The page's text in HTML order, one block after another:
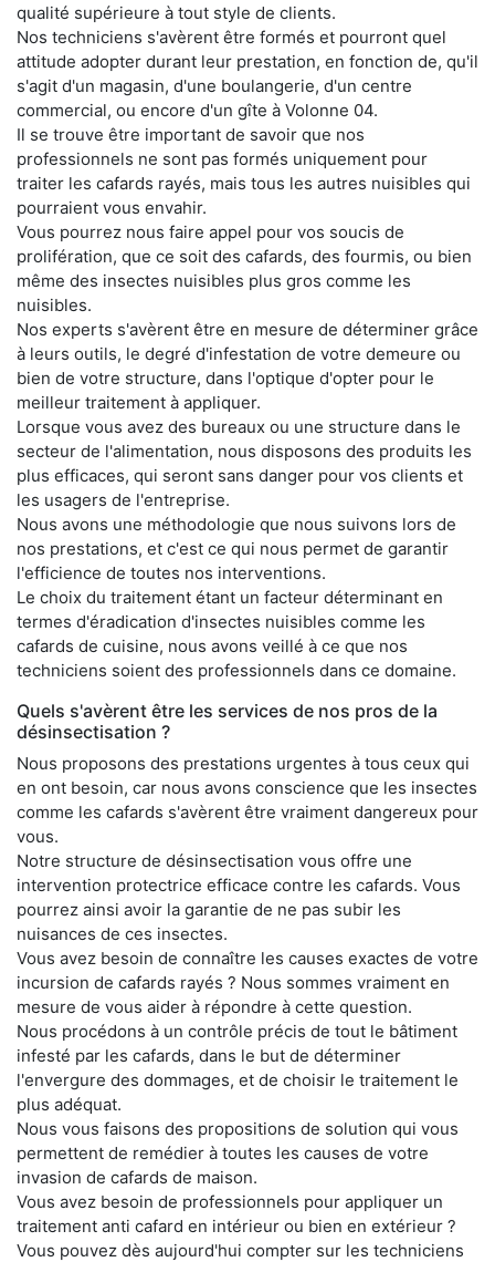
qualité supérieure à tout style de clients.
Nos techniciens s'avèrent être formés et pourront quel
attitude adopter durant leur prestation, en fonction de, qu'il
s'agit d'un magasin, d'une boulangerie, d'un centre
commercial, ou encore d'un gîte à Volonne 04.
Il se trouve être important de savoir que nos
professionnels ne sont pas formés uniquement pour
traiter les cafards rayés, mais tous les autres nuisibles qui
pourraient vous envahir.
Vous pourrez nous faire appel pour vos soucis de
prolifération, que ce soit des cafards, des fourmis, ou bien
même des insectes nuisibles plus gros comme les
nuisibles.
Nos experts s'avèrent être en mesure de déterminer grâce
à leurs outils, le degré d'infestation de votre demeure ou
bien de votre structure, dans l'optique d'opter pour le
meilleur traitement à appliquer.
Lorsque vous avez des bureaux ou une structure dans le
secteur de l'alimentation, nous disposons des produits les
plus efficaces, qui seront sans danger pour vos clients et
les usagers de l'entreprise.
Nous avons une méthodologie que nous suivons lors de
nos prestations, et c'est ce qui nous permet de garantir
l'efficience de toutes nos interventions.
Le choix du traitement étant un facteur déterminant en
termes d'éradication d'insectes nuisibles comme les
cafards de cuisine, nous avons veillé à ce que nos
techniciens soient des professionnels dans ce domaine.
Quels s'avèrent être les services de nos pros de la
désinsectisation ?
Nous proposons des prestations urgentes à tous ceux qui
en ont besoin, car nous avons conscience que les insectes
comme les cafards s'avèrent être vraiment dangereux pour
vous.
Notre structure de désinsectisation vous offre une
intervention protectrice efficace contre les cafards. Vous
pourrez ainsi avoir la garantie de ne pas subir les
nuisances de ces insectes.
Vous avez besoin de connaître les causes exactes de votre
incursion de cafards rayés ? Nous sommes vraiment en
mesure de vous aider à répondre à cette question.
Nous procédons à un contrôle précis de tout le bâtiment
infesté par les cafards, dans le but de déterminer
l'envergure des dommages, et de choisir le traitement le
plus adéquat.
Nous vous faisons des propositions de solution qui vous
permettent de remédier à toutes les causes de votre
invasion de cafards de maison.
Vous avez besoin de professionnels pour appliquer un
traitement anti cafard en intérieur ou bien en extérieur ?
Vous pouvez dès aujourd'hui compter sur les techniciens